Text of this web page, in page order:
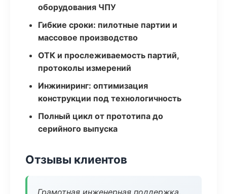
оборудования ЧПУ
Гибкие сроки: пилотные партии и
массовое производство
ОТК и прослеживаемость партий,
протоколы измерений
Инжиниринг: оптимизация
конструкции под технологичность
Полный цикл от прототипа до
серийного выпуска
Отзывы клиентов
Грамотная инженерная поддержка,